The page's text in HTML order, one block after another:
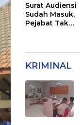
Surat Audiensi
Sudah Masuk,
Pejabat Tak
Transmigrasi
KRIMINAL